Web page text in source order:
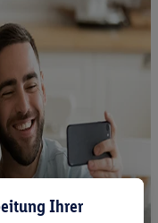
Ihrer